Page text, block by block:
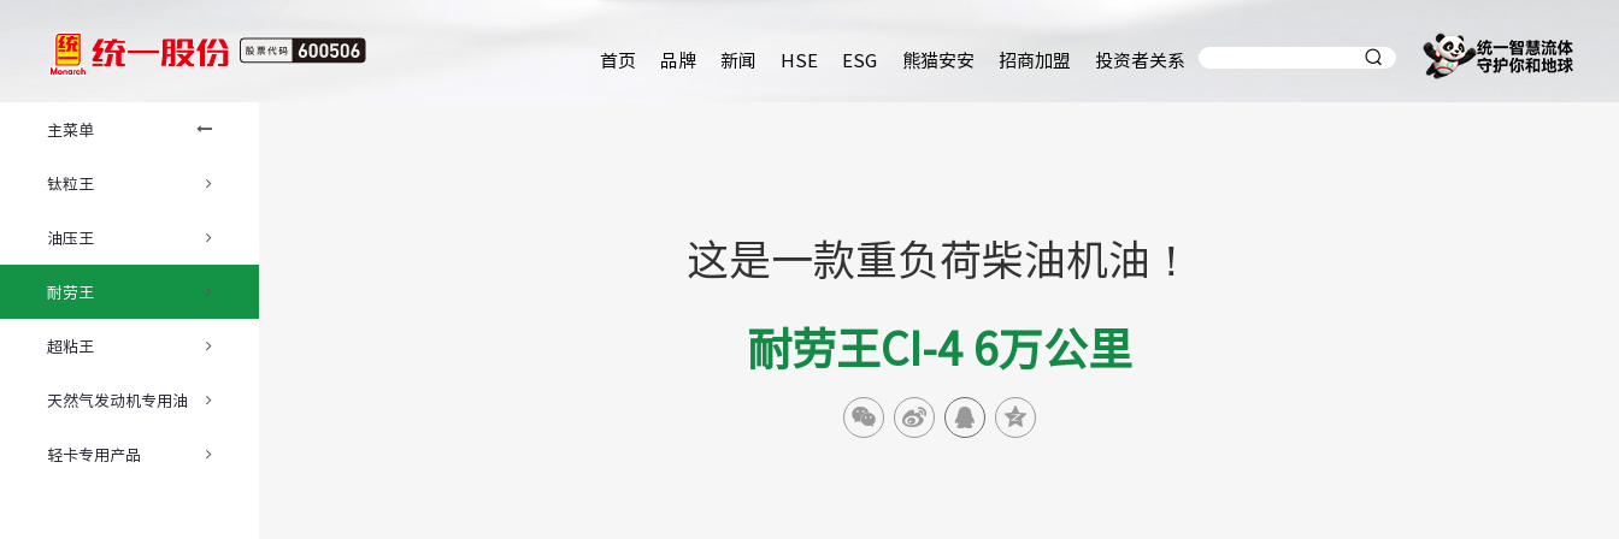
首页 品牌 新闻 HSE ESG 熊猫安安 招商加盟 投资者关系
主菜单
钛粒王
油压王
耐劳王
超粘王
天然气发动机专用油
轻卡专用产品
这是一款重负荷柴油机油！
耐劳王CI-4 6万公里